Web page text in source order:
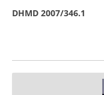
DHMD 2007/346.1